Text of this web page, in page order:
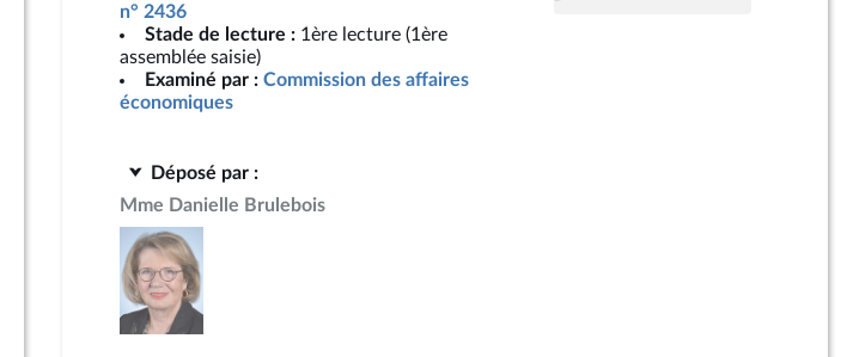
Date de dépôt
n° 2436
Stade de lecture : 1ère lecture (1ère
assemblée saisie)
Examiné par : Commission des affaires
économiques
Déposé par :
Mme Danielle Brulebois